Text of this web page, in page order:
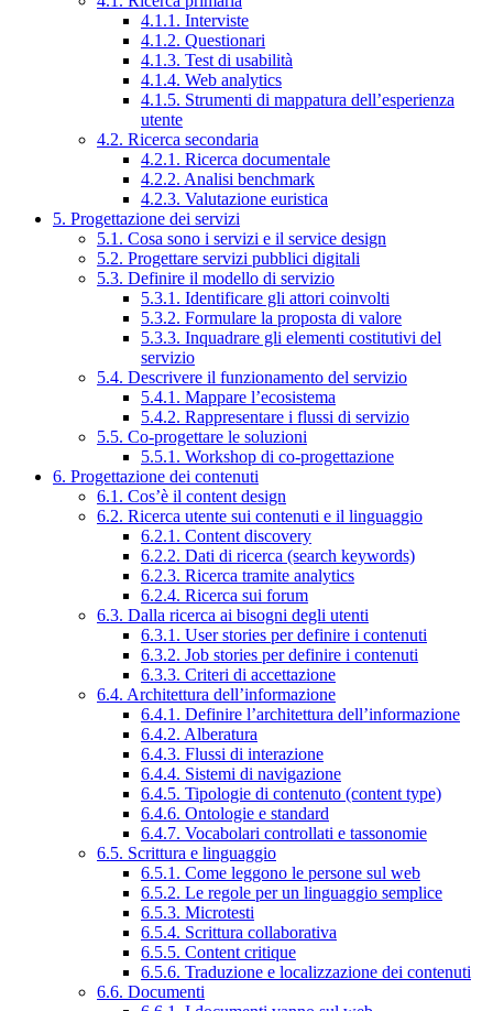
4.1.1. Interviste
4.1.2. Questionari
4.1.3. Test di usabilità
4.1.4. Web analytics
4.1.5. Strumenti di mappatura dell’esperienza
utente
4.2. Ricerca secondaria
4.2.1. Ricerca documentale
4.2.2. Analisi benchmark
4.2.3. Valutazione euristica
5. Progettazione dei servizi
5.1. Cosa sono i servizi e il service design
5.2. Progettare servizi pubblici digitali
5.3. Definire il modello di servizio
5.3.1. Identificare gli attori coinvolti
5.3.2. Formulare la proposta di valore
5.3.3. Inquadrare gli elementi costitutivi del
servizio
5.4. Descrivere il funzionamento del servizio
5.4.1. Mappare l’ecosistema
5.4.2. Rappresentare i flussi di servizio
5.5. Co-progettare le soluzioni
5.5.1. Workshop di co-progettazione
6. Progettazione dei contenuti
6.1. Cos’è il content design
6.2. Ricerca utente sui contenuti e il linguaggio
6.2.1. Content discovery
6.2.2. Dati di ricerca (search keywords)
6.2.3. Ricerca tramite analytics
6.2.4. Ricerca sui forum
6.3. Dalla ricerca ai bisogni degli utenti
6.3.1. User stories per definire i contenuti
6.3.2. Job stories per definire i contenuti
6.3.3. Criteri di accettazione
6.4. Architettura dell’informazione
6.4.1. Definire l’architettura dell’informazione
6.4.2. Alberatura
6.4.3. Flussi di interazione
6.4.4. Sistemi di navigazione
6.4.5. Tipologie di contenuto (content type)
6.4.6. Ontologie e standard
6.4.7. Vocabolari controllati e tassonomie
6.5. Scrittura e linguaggio
6.5.1. Come leggono le persone sul web
6.5.2. Le regole per un linguaggio semplice
6.5.3. Microtesti
6.5.4. Scrittura collaborativa
6.5.5. Content critique
6.5.6. Traduzione e localizzazione dei contenuti
6.6. Documenti